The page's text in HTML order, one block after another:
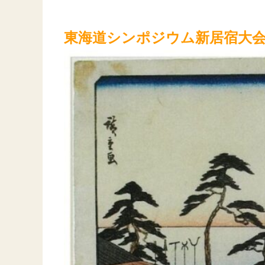
東海道シンポジウム新居宿大